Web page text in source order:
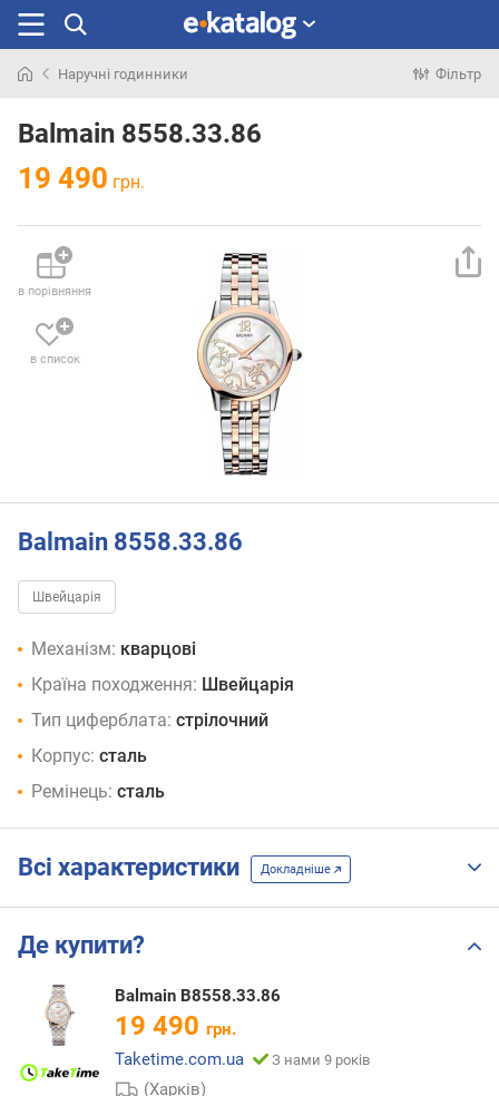
раніше
Наручні годинники Фільтр
Balmain 8558.33.86
19 490 грн.
в порівняння
в список
Balmain 8558.33.86
Швейцарія
Механізм: кварцові
Країна походження: Швейцарія
Тип циферблата: стрілочний
Корпус: сталь
Ремінець: сталь
Всі характеристики Докладніше
Де купити?
Balmain B8558.33.86
19 490 грн.
Taketime.com.ua
З нами 9 років
(Харків)